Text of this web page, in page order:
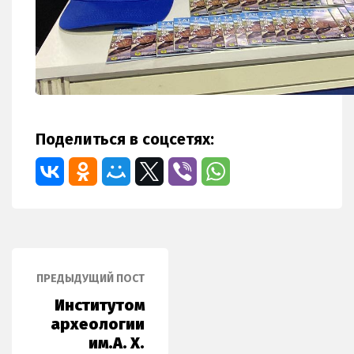
Поделиться в соцсетях:
ПРЕДЫДУЩИЙ ПОСТ
Институтом
археологии
им.А. Х.